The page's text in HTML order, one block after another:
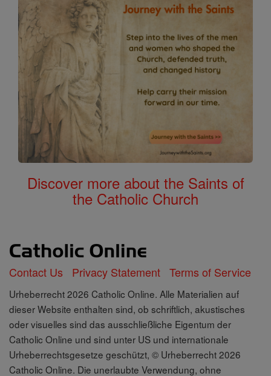
Discover more about the Saints of
the Catholic Church
Contact Us Privacy Statement Terms of Service
Urheberrecht 2026 Catholic Online. Alle Materialien auf
dieser Website enthalten sind, ob schriftlich, akustisches
oder visuelles sind das ausschließliche Eigentum der
Catholic Online und sind unter US und internationale
Urheberrechtsgesetze geschützt, © Urheberrecht 2026
Catholic Online. Die unerlaubte Verwendung, ohne